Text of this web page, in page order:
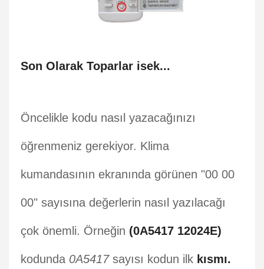
Son Olarak Toparlar isek...
Öncelikle kodu nasıl yazacağınızı
öğrenmeniz gerekiyor. Klima
kumandasının ekranında görünen "00 00
00" sayısına değerlerin nasıl yazılacağı
çok önemli. Örneğin (0A5417 12024E)
kodunda 0A5417sayısı kodun ilk kısmı.